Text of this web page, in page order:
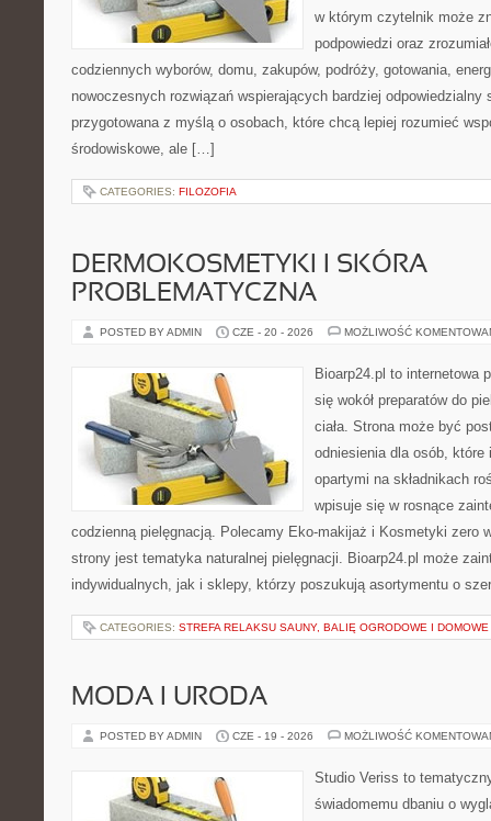
w którym czytelnik może
podpowiedzi oraz
codziennych wyborów, domu, zakupów, podróży, gotowania,
nowoczesnych rozwiązań wspierających bardziej odpowiedzialny
przygotowana z myślą o osobach, które chcą lepiej rozumieć
środowiskowe, ale […]
CATEGORIES: FILOZOFIA
DERMOKOSMETYKI I SKÓRA
PROBLEMATYCZNA
POSTED BY ADMIN CZE - 20 - 2026 MOŻLIWOŚĆ
Bioarp24.pl to internetowa
się wokół preparatów do
ciała. Strona może być
odniesienia dla osób,
opartymi na składnikach
wpisuje się w rosnące
codzienną pielęgnacją. Polecamy Eko-makijaż i Kosmetyki zero
strony jest tematyka naturalnej pielęgnacji. Bioarp24.pl może
indywidualnych, jak i sklepy, którzy poszukują asortymentu o
CATEGORIES: STREFA RELAKSU SAUNY, BALIĘ OGRODOWE I DOMOWE
MODA I URODA
POSTED BY ADMIN CZE - 19 - 2026 MOŻLIWOŚĆ
Studio Veriss to
świadomemu dbaniu o